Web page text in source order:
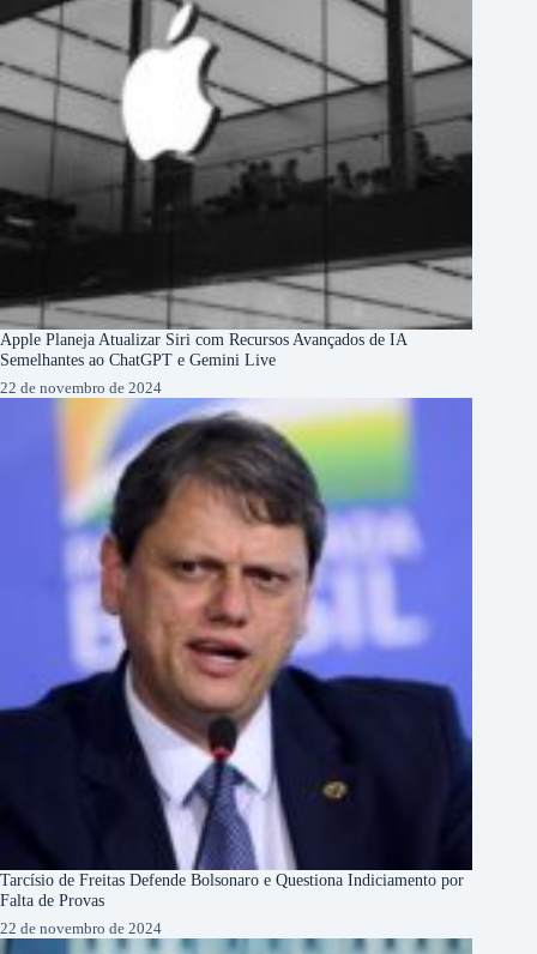
Apple Planeja Atualizar Siri com Recursos Avançados de IA
Semelhantes ao ChatGPT e Gemini Live
22 de novembro de 2024
Tarcísio de Freitas Defende Bolsonaro e Questiona Indiciamento por
Falta de Provas
22 de novembro de 2024